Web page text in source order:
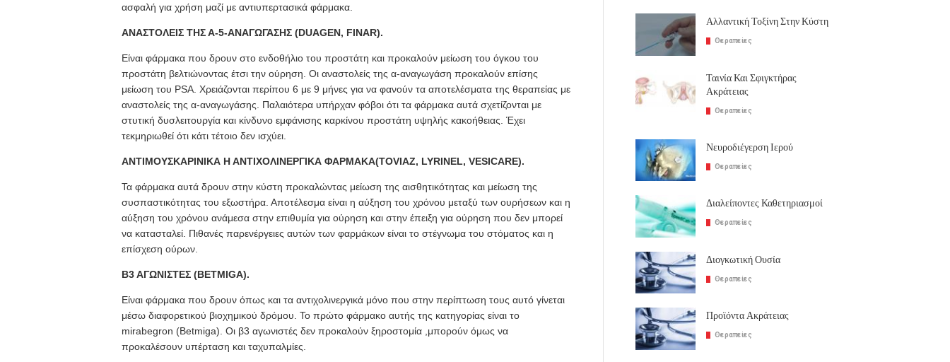
ασφαλή για χρήση μαζί με αντιυπερτασικά φάρμακα.
ΑΝΑΣΤΟΛΕΙΣ ΤΗΣ Α-5-ΑΝΑΓΩΓΑΣΗΣ (DUAGEN, FINAR).
Είναι φάρμακα που δρουν στο ενδοθήλιο του προστάτη και προκαλούν μείωση του όγκου του
προστάτη βελτιώνοντας έτσι την ούρηση. Οι αναστολείς της α-αναγωγάση προκαλούν επίσης
μείωση του PSA. Χρειάζονται περίπου 6 με 9 μήνες για να φανούν τα αποτελέσματα της θεραπείας με
αναστολείς της α-αναγωγάσης. Παλαιότερα υπήρχαν φόβοι ότι τα φάρμακα αυτά σχετίζονται με
στυτική δυσλειτουργία και κίνδυνο εμφάνισης καρκίνου προστάτη υψηλής κακοήθειας. Έχει
τεκμηριωθεί ότι κάτι τέτοιο δεν ισχύει.
ΑΝΤΙΜΟΥΣΚΑΡΙΝΙΚΑ Η ΑΝΤΙΧΟΛΙΝΕΡΓΙΚΑ ΦΑΡΜΑΚΑ(TOVIAZ, LYRINEL, VESICARE).
Τα φάρμακα αυτά δρουν στην κύστη προκαλώντας μείωση της αισθητικότητας και μείωση της
συσπαστικότητας του εξωστήρα. Αποτέλεσμα είναι η αύξηση του χρόνου μεταξύ των ουρήσεων και η
αύξηση του χρόνου ανάμεσα στην επιθυμία για ούρηση και στην έπειξη για ούρηση που δεν μπορεί
να κατασταλεί. Πιθανές παρενέργειες αυτών των φαρμάκων είναι το στέγνωμα του στόματος και η
επίσχεση ούρων.
Β3 ΑΓΩΝΙΣΤΕΣ (BETMIGA).
Είναι φάρμακα που δρουν όπως και τα αντιχολινεργικά μόνο που στην περίπτωση τους αυτό γίνεται
μέσω διαφορετικού βιοχημικού δρόμου. Το πρώτο φάρμακο αυτής της κατηγορίας είναι το
mirabegron (Betmiga). Οι β3 αγωνιστές δεν προκαλούν ξηροστομία ,μπορούν όμως να
προκαλέσουν υπέρταση και ταχυπαλμίες.
Αλλαντική Τοξίνη Στην Κύστη
Θεραπείες
Ταινία Και Σφιγκτήρας
Ακράτειας
Θεραπείες
Νευροδιέγερση Ιερού
Θεραπείες
Διαλείποντες Καθετηριασμοί
Θεραπείες
Διογκωτική Ουσία
Θεραπείες
Προϊόντα Ακράτειας
Θεραπείες